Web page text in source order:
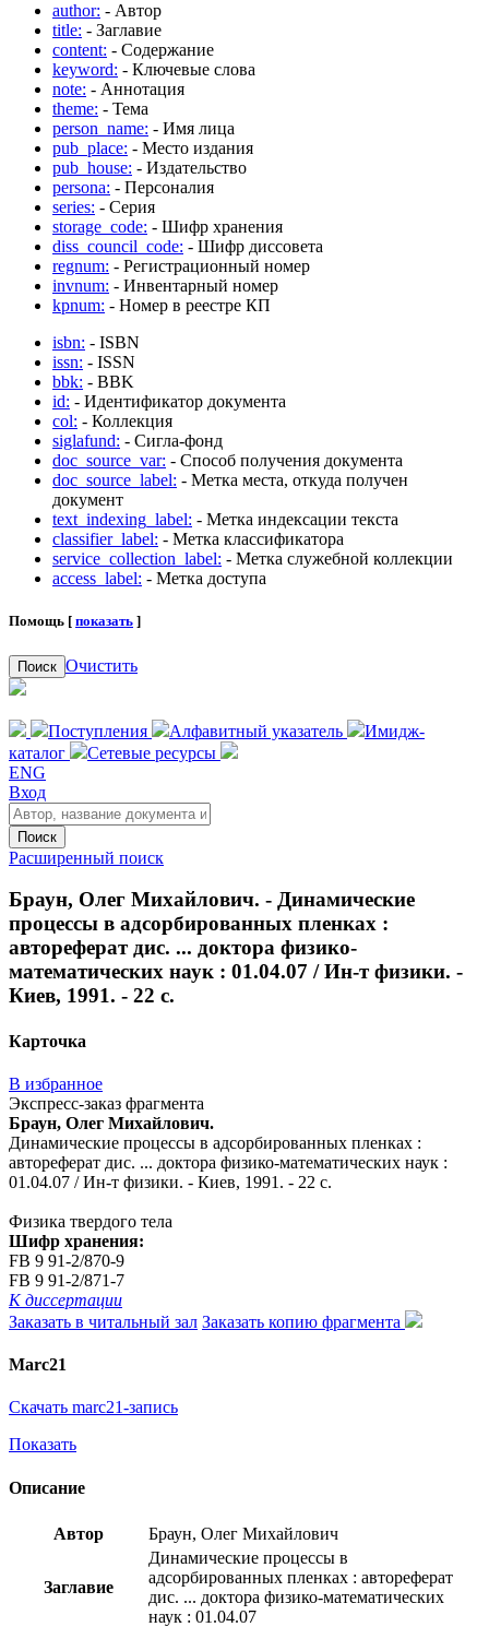
author: - Автор
title: - Заглавие
content: - Содержание
keyword: - Ключевые слова
note: - Аннотация
theme: - Тема
person_name: - Имя лица
pub_place: - Место издания
pub_house: - Издательство
persona: - Персоналия
series: - Серия
storage_code: - Шифр хранения
diss_council_code: - Шифр диссовета
regnum: - Регистрационный номер
invnum: - Инвентарный номер
kpnum: - Номер в реестре КП
isbn: - ISBN
issn: - ISSN
bbk: - BBK
id: - Идентификатор документа
col: - Коллекция
siglafund: - Сигла-фонд
doc_source_var: - Способ получения документа
doc_source_label: - Метка места, откуда получен
документ
text_indexing_label: - Метка индексации текста
classifier_label: - Метка классификатора
service_collection_label: - Метка служебной коллекции
access_label: - Метка доступа
Помощь [ показать ]
Поиск Очистить
Поступления Алфавитный указатель
Имидж-
каталог
Сетевые ресурсы
ENG
Вход
Поиск
Расширенный поиск
Браун, Олег Михайлович. - Динамические
процессы в адсорбированных пленках :
автореферат дис. ... доктора физико-
математических наук : 01.04.07 / Ин-т физики. -
Киев, 1991. - 22 с.
Карточка
В избранное
Экспресс-заказ фрагмента
Браун, Олег Михайлович.
Динамические процессы в адсорбированных пленках :
автореферат дис. ... доктора физико-математических наук :
01.04.07 / Ин-т физики. - Киев, 1991. - 22 с.
Физика твердого тела
Шифр хранения:
FB 9 91-2/870-9
FB 9 91-2/871-7
К диссертации
Заказать в читальный зал Заказать копию фрагмента
Marc21
Скачать marc21-запись
Показать
Описание
Автор Браун, Олег Михайлович
Заглавие
Динамические процессы в
адсорбированных пленках : автореферат
дис. ... доктора физико-математических
наук : 01.04.07